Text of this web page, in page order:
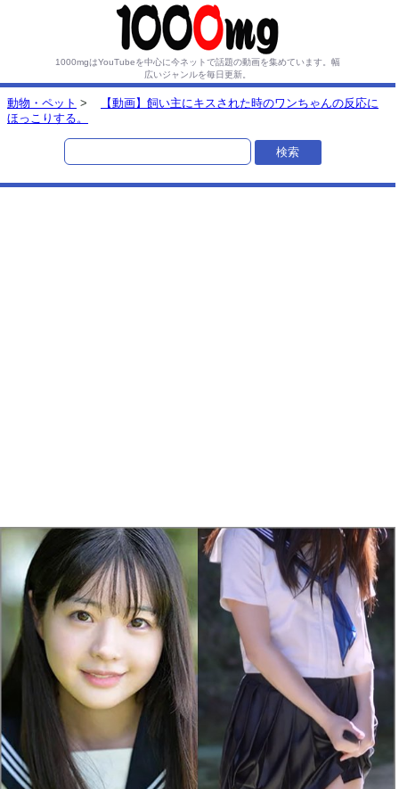
1000mgはYouTubeを中心に今ネットで話題の動画を集めています。 幅
広いジャンルを毎日更新。
動物・ペット >
【動画】飼い主にキスされた時のワンちゃんの反応に
ほっこりする。